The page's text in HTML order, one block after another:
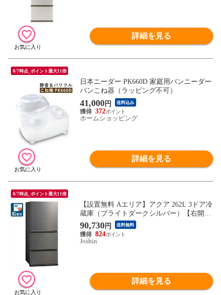
詳細を見る
8/7時点_ポイント最大11倍
日本ニーダー PK660D 家庭用パンニーダー
パンこね器（ラッピング不可）
41,000円 送料込み
372
ホームショッピング
詳細を見る
8/7時点_ポイント最大11倍
【設置無料 Aエリア】アクア 262L 3ドア冷
蔵庫（ブライトダークシルバー）【右開
き】 AQUA AQR-26A-DS 【返品種別A】
90,730円 送料無料
824
Joshin
詳細を見る